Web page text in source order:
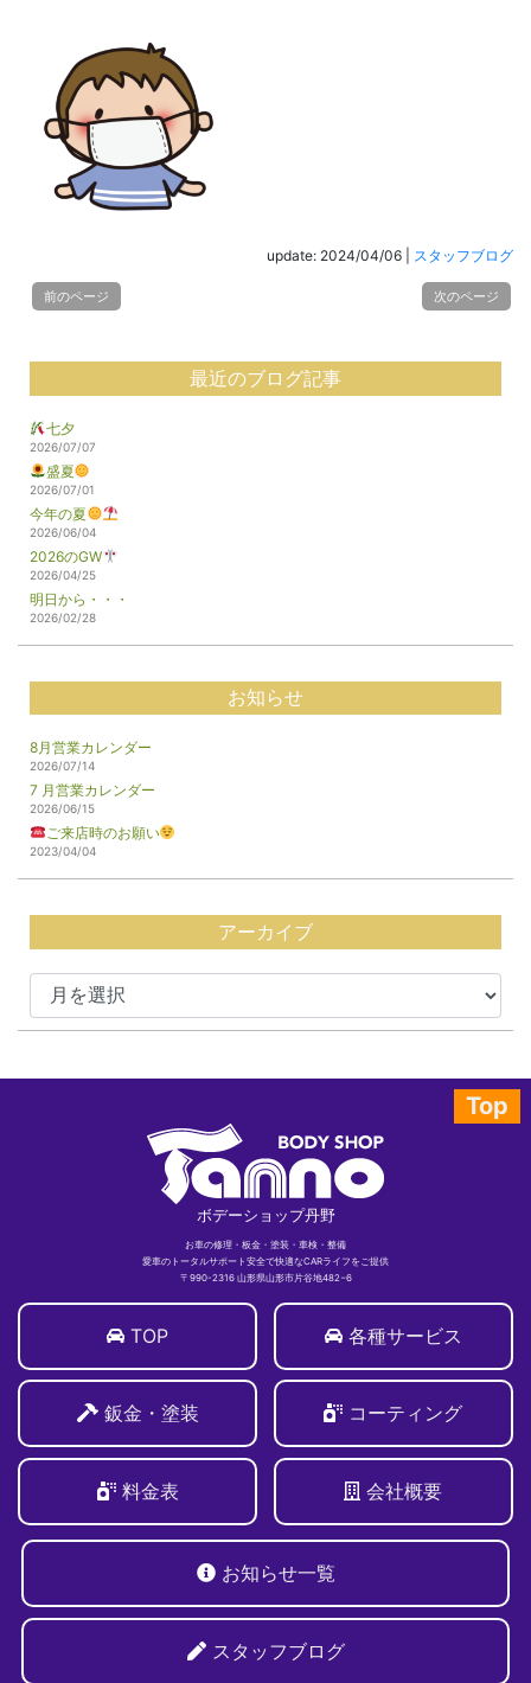
update: 2024/04/06 スタッフブログ
前のページ 次のページ
最近のブログ記事
七夕
2026/07/07
盛夏
2026/07/01
今年の夏
2026/06/04
2026のGW
2026/04/25
明日から・・・
2026/02/28
お知らせ
8月営業カレンダー
2026/07/14
7 月営業カレンダー
2026/06/15
ご来店時のお願い
2023/04/04
アーカイブ
Top
ボデーショップ丹野
お車の修理・板金・塗装・車検・整備
愛車のトータルサポート安全で快適なCARライフをご提供
〒990-2316 山形県山形市片谷地482−6
TOP 各種サービス
鈑金・塗装 コーティング
料金表 会社概要
お知らせ一覧
スタッフブログ